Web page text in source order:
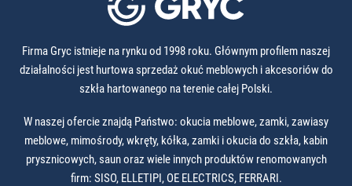
Firma Gryc istnieje na rynku od 1998 roku. Głównym profilem naszej
działalności jest hurtowa sprzedaż okuć meblowych i akcesoriów do
szkła hartowanego na terenie całej Polski.
W naszej ofercie znajdą Państwo: okucia meblowe, zamki, zawiasy
meblowe, mimośrody, wkręty, kółka, zamki i okucia do szkła, kabin
prysznicowych, saun oraz wiele innych produktów renomowanych
firm: SISO, ELLETIPI, OE ELECTRICS, FERRARI.